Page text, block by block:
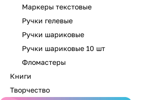
Маркеры текстовые
Ручки гелевые
Ручки шариковые
Ручки шариковые 10 шт
Фломастеры
Книги
Творчество